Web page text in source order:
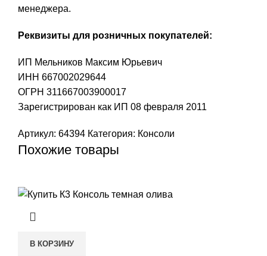
менеджера.
Реквизиты для розничных покупателей:
ИП Мельников Максим Юрьевич
ИНН 667002029644
ОГРН 311667003900017
Зарегистрирован как ИП 08 февраля 2011
Артикул: 64394 Категория: Консоли
Похожие товары
В КОРЗИНУ